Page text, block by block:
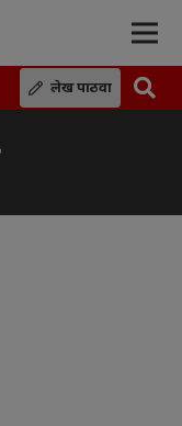
लेख पाठवा